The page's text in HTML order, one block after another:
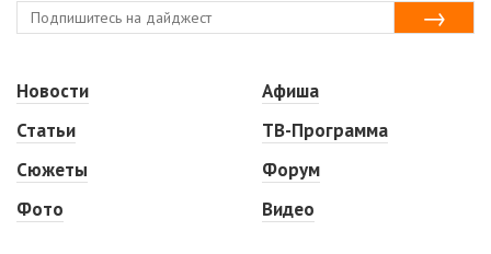
Новости
Статьи
Сюжеты
Фото
Афиша
ТВ-Программа
Форум
Видео